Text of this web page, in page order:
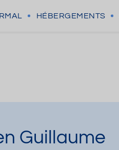
HÉBERGEMENTS
Guillaume